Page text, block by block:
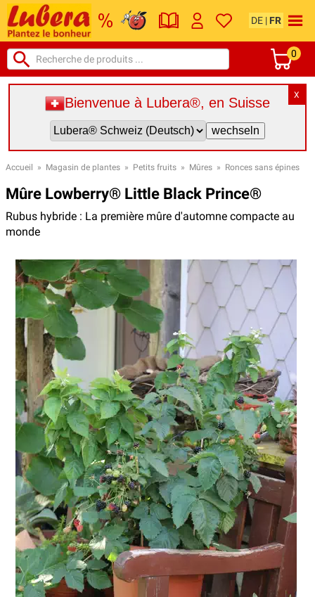
DE | FR
0
X
Bienvenue à Lubera®, en Suisse
Accueil » Magasin de plantes » Petits fruits » Mûres » Ronces sans épines
Mûre Lowberry® Little Black Prince®
Rubus hybride : La première mûre d'automne compacte au
monde